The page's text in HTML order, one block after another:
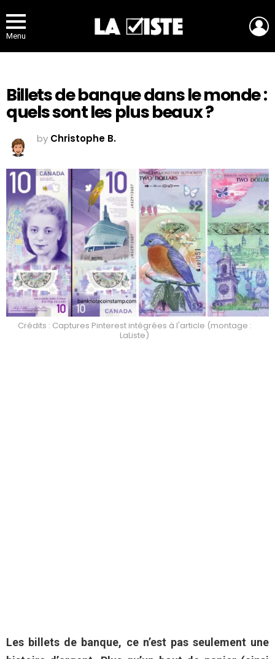
Menu
Billets de banque dans le monde :
quels sont les plus beaux ?
by Christophe B.
Crédits : Captures Pinterest intégrées à l'article (montage :
LaListe)
Les billets de banque, ce n’est pas seulement une